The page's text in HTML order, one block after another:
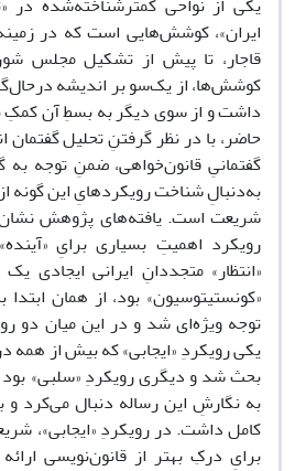
ایران»، کوشش‌هایی است که در
قاجار، تا پیش از تشکیل مجلس
کوشش‌ها، از یک‌سو بر اندیشه
داشت و از سوی دیگر به بسطِ آن
حاضر، با در نظر گرفتنِ تحلیل گفتمان
گفتمانیِ قانون‌خواهی، ضمنِ توجه به
به‌دنبالِ شناخت رویکردهایِ این گونه
شریعت است. یافته‌های پژوهش
رویکرد اهمیتِ بسیاری برایِ
«انتظار» متجددانِ ایرانی ایجادی
«کونستیتوسیون» بود، از همان
توجه ویژه‌ای شد و در این میان دو
یکی رویکردِ «ایجابی» که بیش از همه
بحث شد و دیگری رویکردِ «سلبی»
به نگارشِ این رساله دنبال می‌کرد و
کامل داشت. در رویکردِ «ایجابی»،
برایِ درکِ بهتر از قانون‌نویسی